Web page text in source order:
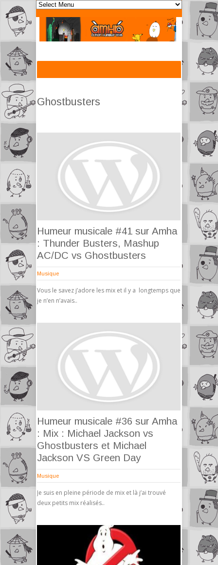
Ghostbusters
Humeur musicale #41 sur Amha
: Thunder Busters, Mashup
AC/DC vs Ghostbusters
Musique
Vous le savez j’adore les mix et il y a longtemps que
je n’en n’avais..
Humeur musicale #36 sur Amha
: Mix : Michael Jackson vs
Ghostbusters et Michael
Jackson VS Green Day
Musique
Je suis en pleine période de mix et là j’ai trouvé
deux petits mix réalisés..